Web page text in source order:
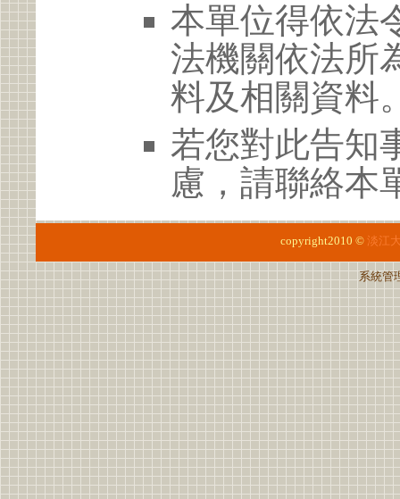
本單位得依法
法機關依法所
料及相關資料
若您對此告知
慮，請聯絡本
copyright2010 © 淡江
系統管